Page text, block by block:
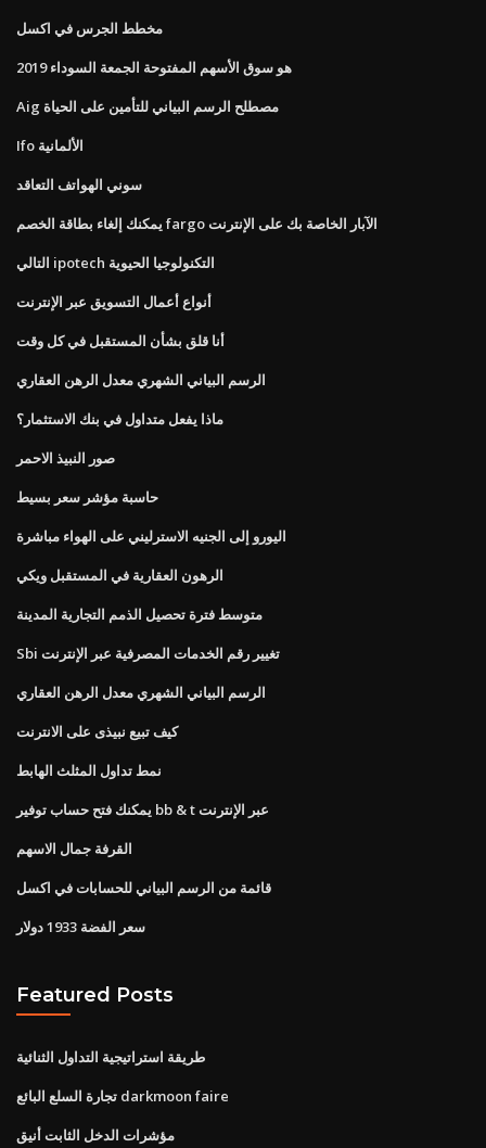
مخطط الجرس في اكسل
هو سوق الأسهم المفتوحة الجمعة السوداء 2019
Aig مصطلح الرسم البياني للتأمين على الحياة
Ifo الألمانية
سوني الهواتف التعاقد
يمكنك إلغاء بطاقة الخصم fargo الآبار الخاصة بك على الإنترنت
التالي ipotech التكنولوجيا الحيوية
أنواع أعمال التسويق عبر الإنترنت
أنا قلق بشأن المستقبل في كل وقت
الرسم البياني الشهري معدل الرهن العقاري
ماذا يفعل متداول في بنك الاستثمار؟
صور النبيذ الاحمر
حاسبة مؤشر سعر بسيط
اليورو إلى الجنيه الاسترليني على الهواء مباشرة
الرهون العقارية في المستقبل ويكي
متوسط ​​فترة تحصيل الذمم التجارية المدينة
Sbi تغيير رقم الخدمات المصرفية عبر الإنترنت
الرسم البياني الشهري معدل الرهن العقاري
كيف تبيع نبيذى على الانترنت
نمط تداول المثلث الهابط
يمكنك فتح حساب توفير bb & t عبر الإنترنت
القرفة جمال الاسهم
قائمة من الرسم البياني للحسابات في اكسل
سعر الفضة 1933 دولار
Featured Posts
طريقة استراتيجية التداول الثنائية
تجارة السلع البائع darkmoon faire
مؤشرات الدخل الثابت أنيق